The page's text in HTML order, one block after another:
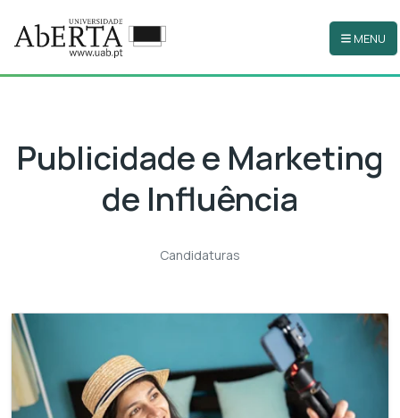
Ir para o conteúdo principal MENU
Publicidade e Marketing
de Influência
Candidaturas